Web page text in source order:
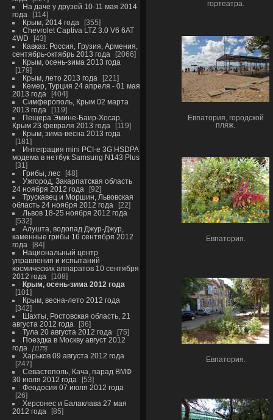
На даче у друзей 10-11 мая 2014
года
114
Крым, 2014 года
355
Chevrolet Captiva LTZ 3.0 V6 6AT
4WD
43
Кавказ: Россия, Грузия, Армения,
сентябрь-октябрь 2013 года
2066
Крым, осень-зима 2013 года
179
Крым, лето 2013 года
221
Кемер, Турция 24 апреля - 01 мая
2013 года
404
Симферополь, Крым 02 марта
2013 года
119
Пещера Эмине-Баир-Хосар,
Крым 23 февраля 2013 года
119
Крым, зима-весна 2013 года
181
Интеграция mini PCI-e 3G HSDPA
модема в нетбук Samsung N143 Plus
31
Грибы, лес
48
Ужгород, Закарпатская область
24 ноября 2012 года
92
Трускавец и Моршин, Львовская
область 24 ноября 2012 года
22
Львов 18-25 ноября 2012 года
532
Алушта, водопад Джур-Джур,
каменные грибы 16 сентября 2012
года
84
Национальный центр
управления и испытаний
космических аппаратов 10 сентября
2012 года
108
Крым, осень-зима 2012 года
101
Крым, весна-лето 2012 года
342
Шахты, Ростовская область, 21
августа 2012 года
36
Тула 20 августа 2012 года
75
Поездка в Москву август 2012
года
1175
Харьков 09 августа 2012 года
247
Севастополь, Кача, парад ВМФ
30 июля 2012 года
53
Феодосия 07 июля 2012 года
26
Херсонес и Балаклава 27 мая
2012 года
85
гортеатра.
Евпатория, городской
пляж.
Евпатория.
Евпатория.